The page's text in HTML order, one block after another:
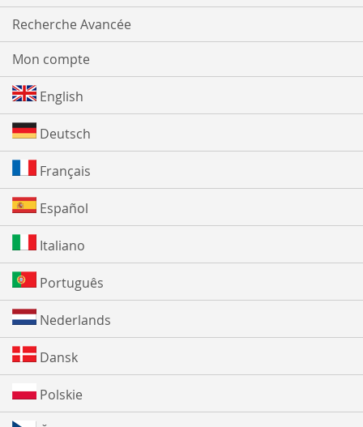
Recherche Avancée
Mon compte
English
Deutsch
Français
Español
Italiano
Português
Nederlands
Dansk
Polskie